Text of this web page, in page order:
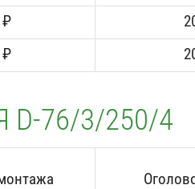
₽
₽
D-76/3/250/4